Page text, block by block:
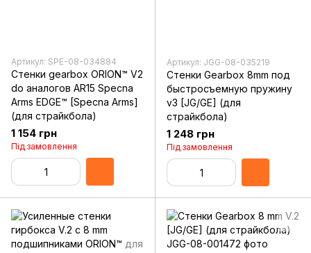
Артикул: SPE-08-034884
Стенки gearbox ORION™ V2
do аналогов AR15 Specna
Arms EDGE™ [Specna Arms]
(для страйкбола)
1 154 грн
Під замовлення
Артикул: JGG-08-035219
Стенки Gearbox 8mm под
быстросъемную пружину
v3 [JG/GE] (для
страйкбола)
1 248 грн
Під замовлення